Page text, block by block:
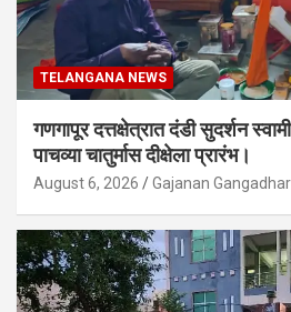
TELANGANA NEWS
गणगापूर दत्तक्षेत्रात दंडी सुदर्शन
पाचव्या चातुर्मास दीक्षेला प्रारंभ।
August 6, 2026 Gajanan